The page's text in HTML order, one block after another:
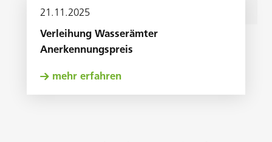
21 . 11 .2025
Verleihung Wasserämter
Anerkennungspreis
mehr erfahren